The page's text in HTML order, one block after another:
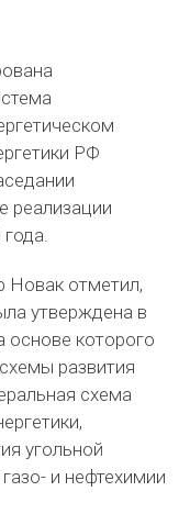
РФ
реализации
Новак отметил,
утверждена в
основе которого
развития
схема
угольной
и нефтехимии